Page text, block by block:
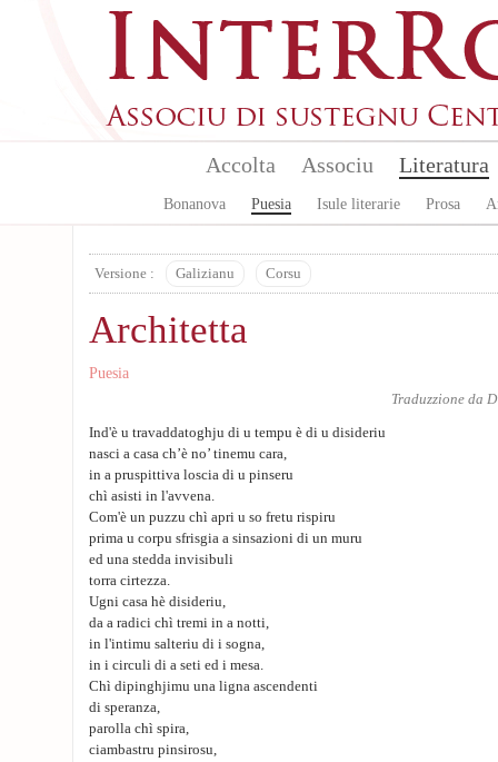
Accolta Associu Literatura
Bonanova Puesia Isule literarie Prosa
Versione : Galizianu Corsu
Architetta
Puesia
Traduzzione da
Ind'è u travaddatoghju di u tempu è di u disideriu
nasci a casa ch’è no’ tinemu cara,
in a pruspittiva loscia di u pinseru
chì asisti in l'avvena.
Com'è un puzzu chì apri u so fretu rispiru
prima u corpu sfrisgia a sinsazioni di un muru
ed una stedda invisibuli
torra cirtezza.
Ugni casa hè disideriu,
da a radici chì tremi in a notti,
in l'intimu salteriu di i sogna,
in i circuli di a seti ed i mesa.
Chì dipinghjimu una ligna ascendenti
di speranza,
parolla chì spira,
ciambastru pinsirosu,